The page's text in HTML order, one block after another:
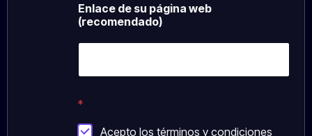
Enlace de su página web
(recomendado)
p
g
*
Acepto los términos y condiciones